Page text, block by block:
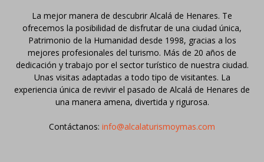
La mejor manera de descubrir Alcalá de Henares. Te
ofrecemos la posibilidad de disfrutar de una ciudad única,
Patrimonio de la Humanidad desde 1998, gracias a los
mejores profesionales del turismo. Más de 20 años de
dedicación y trabajo por el sector turístico de nuestra ciudad.
Unas visitas adaptadas a todo tipo de visitantes. La
experiencia única de revivir el pasado de Alcalá de Henares de
una manera amena, divertida y rigurosa.
Contáctanos: info@alcalaturismoymas.com